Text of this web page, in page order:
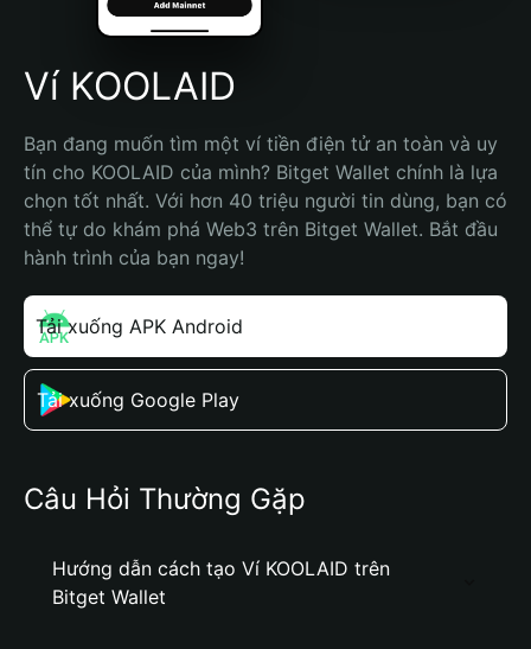
Español (Argentina)
Ví KOOLAID
Bạn đang muốn tìm một ví tiền điện tử an toàn và uy
tín cho KOOLAID của mình? Bitget Wallet chính là lựa
chọn tốt nhất. Với hơn 40 triệu người tin dùng, bạn có
thể tự do khám phá Web3 trên Bitget Wallet. Bắt đầu
hành trình của bạn ngay!
Tải xuống APK Android
Tải xuống Google Play
Câu Hỏi Thường Gặp
Hướng dẫn cách tạo Ví KOOLAID trên
Bitget Wallet